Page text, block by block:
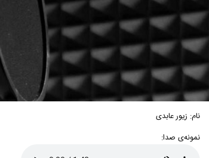
نام: زیور عابدی
نمونه‌ی صدا: